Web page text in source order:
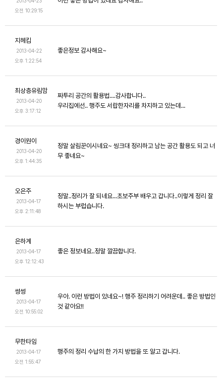
오전 10:29:15
지헤킴
2013-04-22
오후 1:22:54
좋은정보 감사해요~
최상층유림맘
2013-04-20
오후 3:17:12
짜투리 공간의 활용법....감사합니다..
우리집에선.. 행주도 서랍한자리를 차지하고 있는데...
경이원이
2013-04-20
오후 1:44:35
정말 살림꾼이시네요~ 씽크대 정리하고 남는 공간 활용도 되고 너
무 좋네요~
오은주
2013-04-17
오후 2:11:48
정말..정리가 잘 되네요...초보주부 배우고 갑니다..이렇게 정리 잘
하시는 부럽습니다.
은하계
2013-04-17
오후 12:12:43
좋은 정보네요..정말 깔끔합니다.
썽썽
2013-04-17
오전 10:55:02
우아. 이런 방법이 있네요~! 행주 정리하기 어려운데.. 좋은 방법인
것 같아요!!
무한타임
2013-04-17
오전 1:55:47
행주의 정리 수납의 한 가지 방법을 또 알고 갑니다.